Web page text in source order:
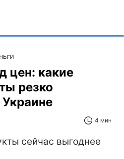
цен: какие
резко
4 мин
сейчас выгоднее